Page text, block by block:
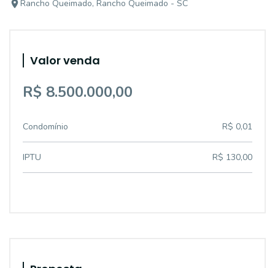
Rancho Queimado, Rancho Queimado - SC
Valor venda
R$ 8.500.000,00
Condomínio R$ 0,01
IPTU R$ 130,00